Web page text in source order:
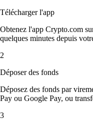
Télécharger l'app
Obtenez l'app Crypto.com
quelques minutes depuis
2
Déposer des fonds
Déposez des fonds par
Pay ou Google Pay, ou
3